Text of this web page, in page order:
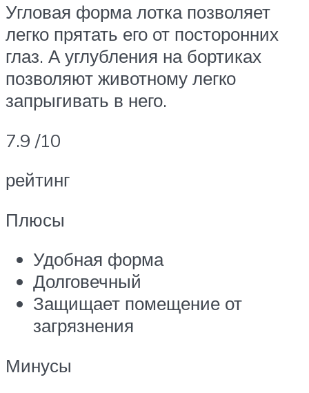
Угловая форма лотка позволяет
легко прятать его от посторонних
глаз. А углубления на бортиках
позволяют животному легко
запрыгивать в него.
7.9 /10
рейтинг
Плюсы
Удобная форма
Долговечный
Защищает помещение от
загрязнения
Минусы